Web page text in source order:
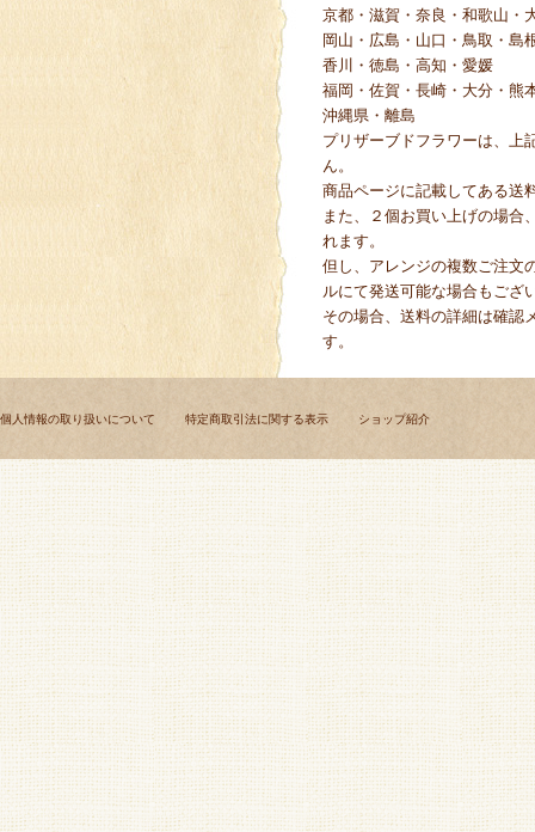
京都・滋賀・奈良・和歌山・
岡山・広島・山口・鳥取・島
香川・徳島・高知・愛媛
福岡・佐賀・長崎・大分・熊
沖縄県・離島
プリザーブドフラワーは、上
ん。
商品ページに記載してある送
また、２個お買い上げの場合
れます。
但し、アレンジの複数ご注文
ルにて発送可能な場合もござ
その場合、送料の詳細は確認
す。
個人情報の取り扱いについて 特定商取引法に関する表示 ショップ紹介